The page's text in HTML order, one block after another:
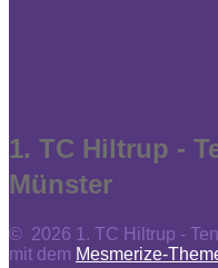
1. TC Hiltrup -
Münster
© 2026 1. TC Hiltrup -
mit dem Mesmerize-